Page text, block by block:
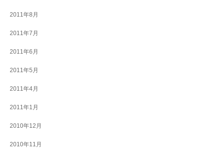
2011年8月
2011年7月
2011年6月
2011年5月
2011年4月
2011年1月
2010年12月
2010年11月